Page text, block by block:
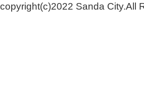
copyright(c)2022 Sanda City.All